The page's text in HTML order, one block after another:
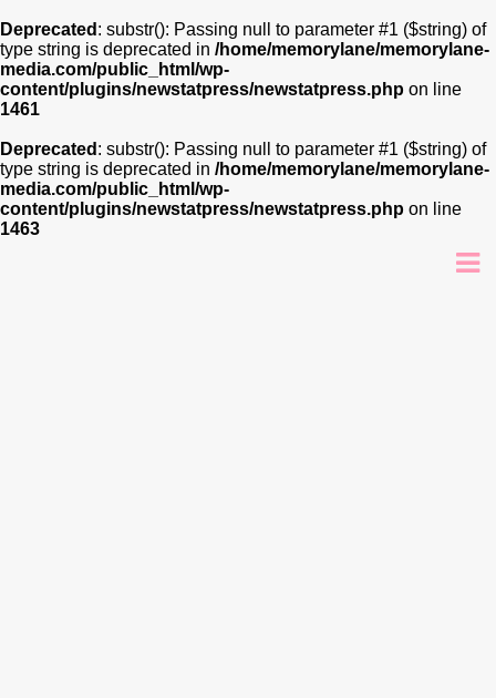
Deprecated : substr(): Passing null to parameter #1 ($string) of
type string is deprecated in /home/memorylane/memorylane-
media.com/public_html/wp-
content/plugins/newstatpress/newstatpress.php on line
1461
Deprecated : substr(): Passing null to parameter #1 ($string) of
type string is deprecated in /home/memorylane/memorylane-
media.com/public_html/wp-
content/plugins/newstatpress/newstatpress.php on line
1463